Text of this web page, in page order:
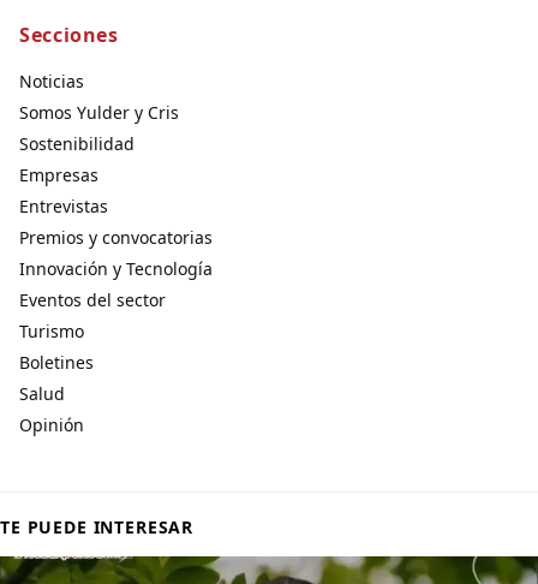
Secciones
Noticias
Somos Yulder y Cris
Sostenibilidad
Empresas
Entrevistas
Premios y convocatorias
Innovación y Tecnología
Eventos del sector
Turismo
Boletines
Salud
Opinión
TE PUEDE INTERESAR